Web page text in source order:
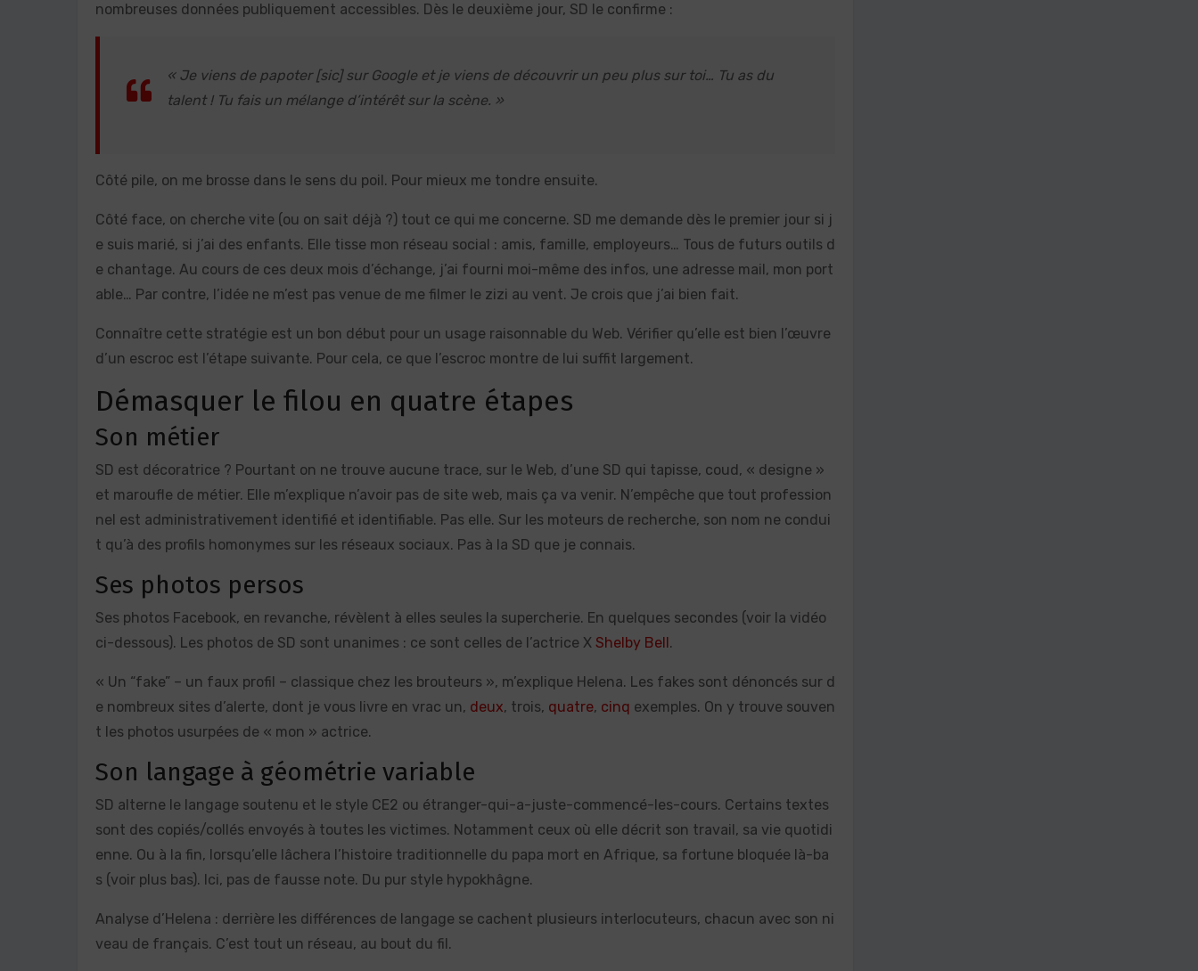
nombreuses données publiquement accessibles. Dès le deuxième jour, SD le confirme :
« Je viens de papoter [sic] sur Google et je viens de découvrir un peu plus sur toi… Tu as du
talent ! Tu fais un mélange d’intérêt sur la scène. »
Côté pile, on me brosse dans le sens du poil. Pour mieux me tondre ensuite.
Côté face, on cherche vite (ou on sait déjà ?) tout ce qui me concerne. SD me demande dès le premier jour si j
e suis marié, si j’ai des enfants. Elle tisse mon réseau social : amis, famille, employeurs… Tous de futurs outils d
e chantage. Au cours de ces deux mois d’échange, j’ai fourni moi-même des infos, une adresse mail, mon port
able… Par contre, l’idée ne m’est pas venue de me filmer le zizi au vent. Je crois que j’ai bien fait.
Connaître cette stratégie est un bon début pour un usage raisonnable du Web. Vérifier qu’elle est bien l’œuvre
d’un escroc est l’étape suivante. Pour cela, ce que l’escroc montre de lui suffit largement.
Démasquer le filou en quatre étapes
Son métier
SD est décoratrice ? Pourtant on ne trouve aucune trace, sur le Web, d’une SD qui tapisse, coud, « designe »
et maroufle de métier. Elle m’explique n’avoir pas de site web, mais ça va venir. N’empêche que tout profession
nel est administrativement identifié et identifiable. Pas elle. Sur les moteurs de recherche, son nom ne condui
t qu’à des profils homonymes sur les réseaux sociaux. Pas à la SD que je connais.
Ses photos persos
Ses photos Facebook, en revanche, révèlent à elles seules la supercherie. En quelques secondes (voir la vidéo
ci-dessous). Les photos de SD sont unanimes : ce sont celles de l’actrice X Shelby Bell.
« Un “fake” – un faux profil – classique chez les brouteurs », m’explique Helena. Les fakes sont dénoncés sur d
e nombreux sites d’alerte, dont je vous livre en vrac un, deux, trois, quatre, cinq exemples. On y trouve souven
t les photos usurpées de « mon » actrice.
Son langage à géométrie variable
SD alterne le langage soutenu et le style CE2 ou étranger-qui-a-juste-commencé-les-cours. Certains textes
sont des copiés/collés envoyés à toutes les victimes. Notamment ceux où elle décrit son travail, sa vie quotidi
enne. Ou à la fin, lorsqu’elle lâchera l’histoire traditionnelle du papa mort en Afrique, sa fortune bloquée là-ba
s (voir plus bas). Ici, pas de fausse note. Du pur style hypokhâgne.
Analyse d’Helena : derrière les différences de langage se cachent plusieurs interlocuteurs, chacun avec son ni
veau de français. C’est tout un réseau, au bout du fil.